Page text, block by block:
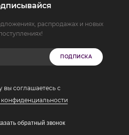
распродажах и новых
ПОДПИСКА
вы соглашаетесь с
обратный звонок